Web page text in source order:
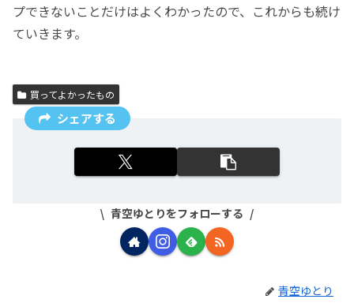
プできないことだけはよくわかったので、これからも続け
ていきます。
買ってよかったもの
シェアする
青空ゆとりをフォローする
青空ゆとり